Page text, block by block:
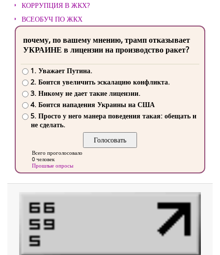
КОРРУПЦИЯ В ЖКХ?
ВСЕОБУЧ ПО ЖКХ
почему, по вашему мнению, трамп отказывает
УКРАИНЕ в лицензии на производство ракет?
1. Уважает Путина.
2. Боится увеличить эскалацию конфликта.
3. Никому не дает такие лицензии.
4. Боится нападения Украины на США
5. Просто у него манера поведения такая: обещать и
не сделать.
Всего проголосовало
0 человек
Прошлые опросы